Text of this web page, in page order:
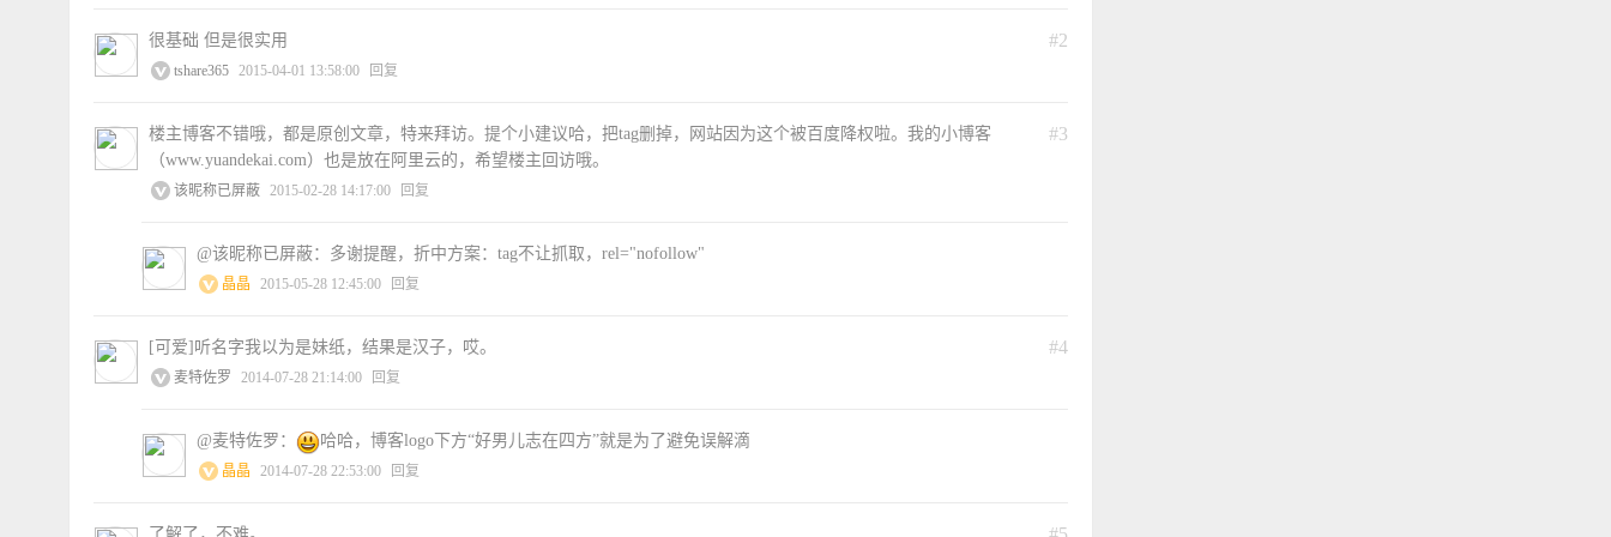
#2
很基础 但是很实用
tshare365 2015-04-01 13:58:00 回复
#3
楼主博客不错哦，都是原创文章，特来拜访。提个小建议哈，把tag删掉，网站因为这个被百度降权啦。我的小博客
（www.yuandekai.com）也是放在阿里云的，希望楼主回访哦。
该昵称已屏蔽 2015-02-28 14:17:00 回复
@该昵称已屏蔽：多谢提醒，折中方案：tag不让抓取，rel="nofollow"
晶晶 2015-05-28 12:45:00 回复
#4
[可爱]听名字我以为是妹纸，结果是汉子，哎。
麦特佐罗 2014-07-28 21:14:00 回复
@麦特佐罗： 哈哈，博客logo下方“好男儿志在四方”就是为了避免误解滴
晶晶 2014-07-28 22:53:00 回复